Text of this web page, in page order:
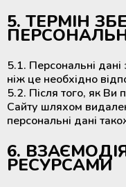
5. ТЕРМІН
5.1. Персональні дані
ніж це необхідно
5.2. Після того, як Ви
Сайту шляхом
персональні дані
6.
РЕСУРСАМИ